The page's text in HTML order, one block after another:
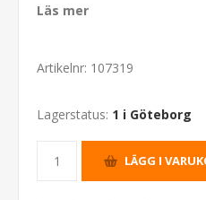
Läs mer
Artikelnr: 107319
Lagerstatus: 1 i Göteborg